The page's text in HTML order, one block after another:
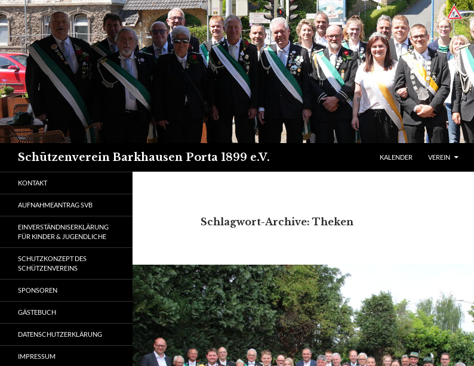
Schützenverein Barkhausen Porta 1899 e.V.
Suchen
KALENDER
VEREIN
Schlagwort-Archive: Theken
KONTAKT
AUFNAHMEANTRAG SVB
EINVERSTÄNDNISERKLÄRUNG
FÜR KINDER & JUGENDLICHE
SCHUTZKONZEPT DES
SCHÜTZENVEREINS
SPONSOREN
GÄSTEBUCH
DATENSCHUTZERKLÄRUNG
IMPRESSUM